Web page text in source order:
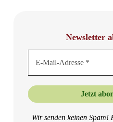
Newsletter
Wir senden keinen